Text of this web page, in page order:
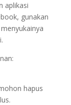
aplikasi
gunakan
hapus